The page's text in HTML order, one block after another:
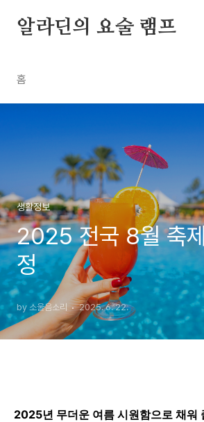
알라딘의 요술 램프
홈
생활정보
2025 전국 8월 축
정
by 소울음소리 2025. 6. 22.
2025년 무더운 여름 시원함으로 채워